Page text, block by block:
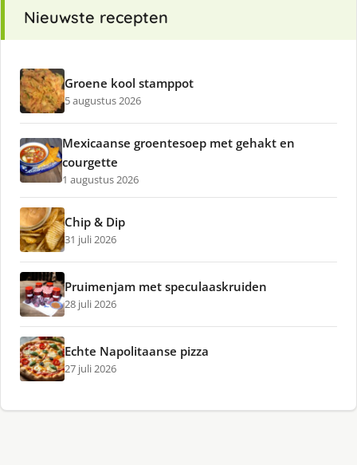
Nieuwste recepten
Groene kool stamppot
5 augustus 2026
Mexicaanse groentesoep met gehakt en
courgette
1 augustus 2026
Chip & Dip
31 juli 2026
Pruimenjam met speculaaskruiden
28 juli 2026
Echte Napolitaanse pizza
27 juli 2026